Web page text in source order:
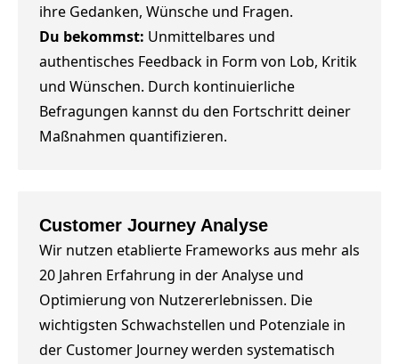
ihre Gedanken, Wünsche und Fragen.
Du bekommst: Unmittelbares und
authentisches Feedback in Form von Lob, Kritik
und Wünschen. Durch kontinuierliche
Befragungen kannst du den Fortschritt deiner
Maßnahmen quantifizieren.
Customer Journey Analyse
Wir nutzen etablierte Frameworks aus mehr als
20 Jahren Erfahrung in der Analyse und
Optimierung von Nutzererlebnissen. Die
wichtigsten Schwachstellen und Potenziale in
der Customer Journey werden systematisch